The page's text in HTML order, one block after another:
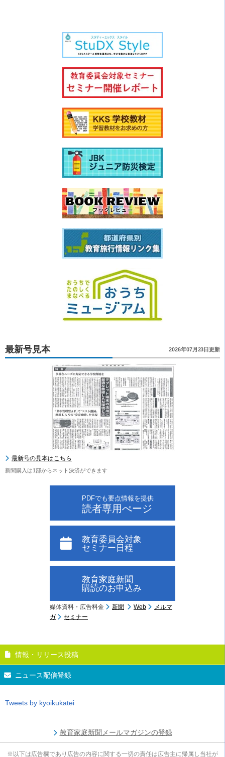
最新号見本 2026年07月23日更新
最新号の見本はこちら
新聞購入は1部からネット決済ができます
PDFでも要点情報を提供
読者専用ぺージ
教育委員会対象
セミナー日程
教育家庭新聞
購読のお申込み
媒体資料・広告料金 新聞 Web
メルマ
ガ
セミナー
情報・リリース投稿
ニュース配信登録
Tweets by kyoikukatei
教育家庭新聞メールマガジンの登録
※以下は広告欄であり広告の内容に関する一切の責任は広告主に帰属し当社が